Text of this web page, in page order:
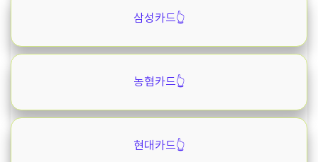
삼성카드👆️
농협카드👆️
현대카드👆️